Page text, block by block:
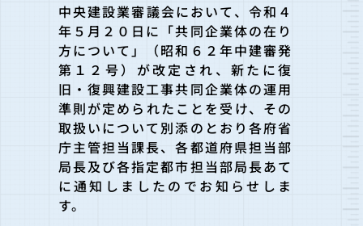
中央建設業審議会において、令和４
年５月２０日に「共同企業体の在り
方について」（昭和６２年中建審発
第１２号）が改定され、新たに復
旧・復興建設工事共同企業体の運用
準則が定められたことを受け、その
取扱いについて別添のとおり各府省
庁主管担当課長、各都道府県担当部
局長及び各指定都市担当部局長あて
に通知しましたのでお知らせしま
す。